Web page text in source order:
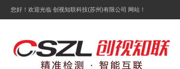
您好！欢迎光临 创视知联科技(苏州)有限公司 网站！